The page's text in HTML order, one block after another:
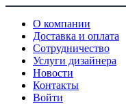
О компании
Доставка и оплата
Сотрудничество
Услуги дизайнера
Новости
Контакты
Войти